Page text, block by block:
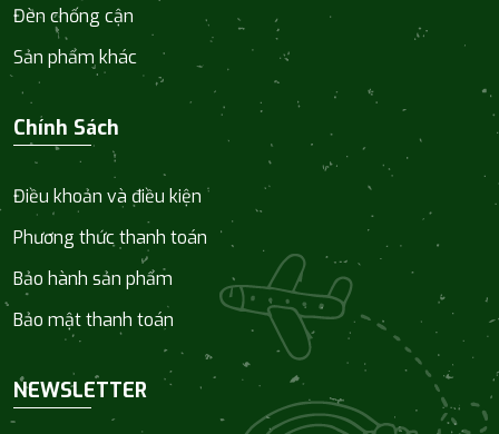
Đèn chống cận
Sản phẩm khác
Chính Sách
Điều khoản và điều kiện
Phương thức thanh toán
Bảo hành sản phẩm
Bảo mật thanh toán
NEWSLETTER